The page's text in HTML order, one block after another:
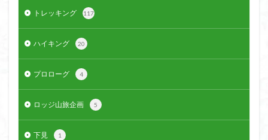
トレッキング 117
ハイキング 20
プロローグ 4
ロッジ山旅企画 5
下見 1